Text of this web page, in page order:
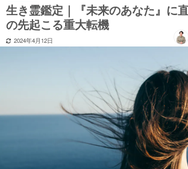
生き霊鑑定｜『未来のあなた』に
の先起こる重大転機
2024年4月12日